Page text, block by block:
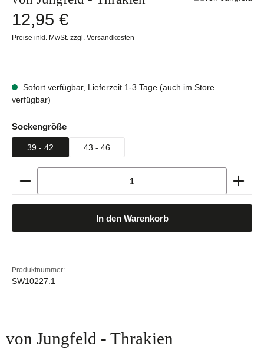
Regulärer Preis:
12,95 €
Preise inkl. MwSt. zzgl. Versandkosten
Sofort verfügbar, Lieferzeit 1-3 Tage (auch im Store
verfügbar)
Sockengrößeauswählen
39 - 42 43 - 46
Produkt Anzahl: Gib den gewünschten Wert ein
In den Warenkorb
Produktnummer:
SW10227.1
von Jungfeld - Thrakien